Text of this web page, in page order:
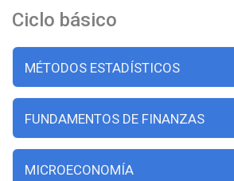
Ciclo básico
MÉTODOS ESTADÍSTICOS
FUNDAMENTOS DE FINANZAS
MICROECONOMÍA